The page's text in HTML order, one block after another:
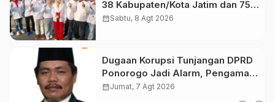
38 Kabupaten/Kota Jatim dan 75
Kursi DPR RI pada Pemilu 2029
calendar_monthSabtu, 8 Agt 2026
Dugaan Korupsi Tunjangan DPRD
Ponorogo Jadi Alarm, Pengamat
Minta Magetan Perkuat Tata
calendar_monthJumat, 7 Agt 2026